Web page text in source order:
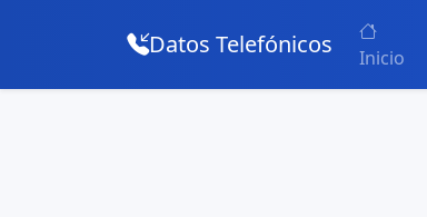
Datos Telefónicos Inicio